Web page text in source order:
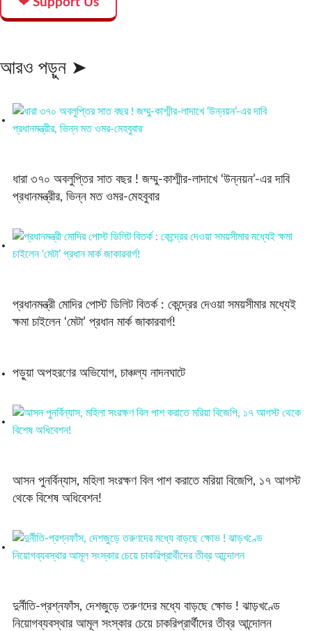
আরও পড়ুন ➤
ধারা ৩৭০ অবলুপ্তির সাত বছর ! জম্মু-কাশ্মীর-লাদাখে ‘উন্নয়ন’-এর দাবি
প্রধানমন্ত্রীর, ভিন্ন মত ওমর-মেহবুবার
প্রধানমন্ত্রী মোদির পোস্ট ডিলিট বিতর্ক : কেন্দ্রের দেওয়া সময়সীমার মধ্যেই
ক্ষমা চাইলেন ‘মেটা’ প্রধান মার্ক জাকারবার্গ!
পড়ুয়া অপহরণের অভিযোগ, চাঞ্চল্য নাদনঘাটে
আসন পুনর্বিন্যাস, মহিলা সংরক্ষণ বিল পাশ করাতে মরিয়া বিজেপি, ১৭ আগস্ট
থেকে বিশেষ অধিবেশন!
দুর্নীতি-প্রশ্নফাঁস, দেশজুড়ে তরুণদের মধ্যে বাড়ছে ক্ষোভ ! ঝাড়খণ্ডে
নিয়োগব্যবস্থার আমূল সংস্কার চেয়ে চাকরিপ্রার্থীদের তীব্র আন্দোলন